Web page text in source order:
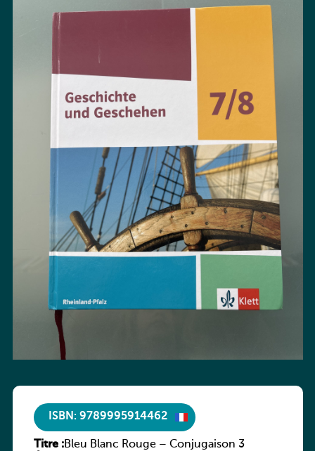
ISBN: 9789995914462
Titre :Bleu Blanc Rouge – Conjugaison 3